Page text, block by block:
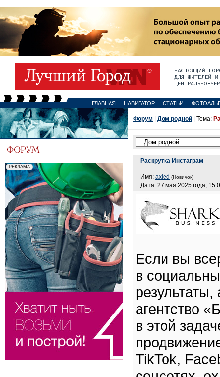
ГЛАВНАЯ НАВИГАТОР СТАТЬИ
Форум Дом родной | Тема:
Раскрутка Инстаграм
Имя: axied (Новичок)
Дата: 27 мая 2025 года,
Если вы
в
агентство
в этой
TikTok,